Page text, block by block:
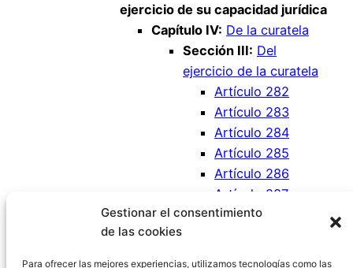
Gestionar el consentimiento
de las cookies
Para ofrecer las mejores experiencias, utilizamos tecnologías como las
ejercicio de su capacidad jurídica
Capítulo IV: De la curatela
Sección III: Del
ejercicio de la curatela
Artículo 282
Artículo 283
Artículo 284
Artículo 285
Artículo 286
Artículo 287
Artículo 288